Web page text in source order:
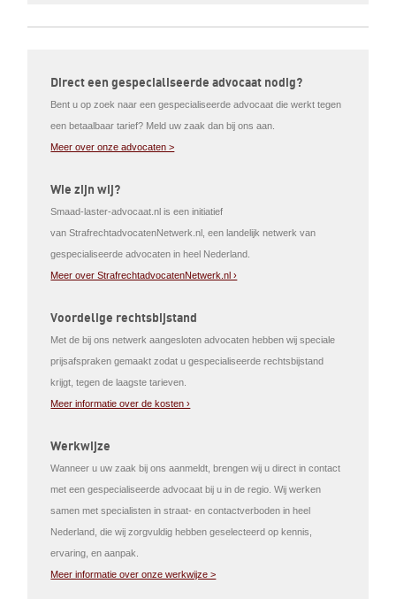
Direct een gespecialiseerde advocaat nodig?
Bent u op zoek naar een gespecialiseerde advocaat die werkt tegen
een betaalbaar tarief? Meld uw zaak dan bij ons aan.
Meer over onze advocaten >
Wie zijn wij?
Smaad-laster-advocaat.nl is een initiatief
van StrafrechtadvocatenNetwerk.nl, een landelijk netwerk van
gespecialiseerde advocaten in heel Nederland.
Meer over StrafrechtadvocatenNetwerk.nl ›
Voordelige rechtsbijstand
Met de bij ons netwerk aangesloten advocaten hebben wij speciale
prijsafspraken gemaakt zodat u gespecialiseerde rechtsbijstand
krijgt, tegen de laagste tarieven.
Meer informatie over de kosten ›
Werkwijze
Wanneer u uw zaak bij ons aanmeldt, brengen wij u direct in contact
met een gespecialiseerde advocaat bij u in de regio. Wij werken
samen met specialisten in straat- en contactverboden in heel
Nederland, die wij zorgvuldig hebben geselecteerd op kennis,
ervaring, en aanpak.
Meer informatie over onze werkwijze >